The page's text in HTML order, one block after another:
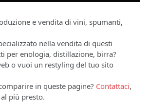
e vendita di vini, spumanti,
nella vendita di questi
per enologia, distillazione, birra?
o vuoi un restyling del tuo sito
in queste pagine? Contattaci,
più presto.